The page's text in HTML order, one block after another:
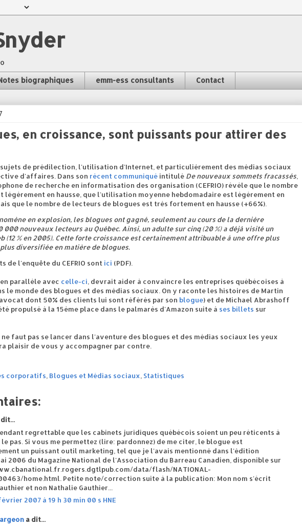
biographiques emm-ess consultants Contact
en croissance, sont puissants pour attirer des
sujets de prédilection, l'utilisation d'Internet, et particulièrement des médias sociaux
d'affaires. Dans son récent communiqué intitulé De nouveaux sommets fracassés
de recherche en informatisation des organisation (CEFRIO) révèle que le nombre
légèrement en hausse, que l'utilisation moyenne hebdomadaire est légèrement en
que le nombre de lecteurs de blogues est très fortement en hausse (+66%).
en explosion, les blogues ont gagné, seulement au cours de la dernière
000 nouveaux lecteurs au Québec. Ainsi, un adulte sur cinq (20 %) a déjà visité un
(12 % en 2005). Cette forte croissance est certainement attribuable à une offre plus
diversifiée en matière de blogues.
de l'enquête du CEFRIO sont ici (PDF).
parallèle avec celle-ci , devrait aider à convaincre les entreprises québécoises à
le monde des blogues et des médias sociaux. On y raconte les histoires de Martin
dont 50% des clients lui sont référés par son blogue) et de Michael Abrashoff
propulsé à la 15ème place dans le palmarès d'Amazon suite à ses billets sur
faut pas se lancer dans l'aventure des blogues et des médias sociaux les yeux
plaisir de vous y accompagner par contre.
corporatifs, Blogues et Médias sociaux, Statistiques
dit...
regrettable que les cabinets juridiques québécois soient un peu réticents à
pas. Si vous me permettez (lire: pardonnez) de me citer, le blogue est
un puissant outil marketing, tel que je l'avais mentionné dans l'édition
2006 du Magazine National de l'Association du Barreau Canadien, disponible sur
data/flash/NATIONAL-
home.html. Petite note/correction suite à la publication: Mon nom s'écrit
et non Nathalie Gauthier...
2007 à 19 h 30 min 00 s HNE
a dit...